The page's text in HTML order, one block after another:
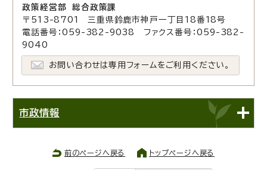
政策経営部 総合政策課
〒513-8701 三重県鈴鹿市神戸一丁目18番18号
電話番号：059-382-9038 ファクス番号：059-382-
9040
お問い合わせは専用フォームをご利用ください。
市政情報
前のページへ戻る トップページへ戻る